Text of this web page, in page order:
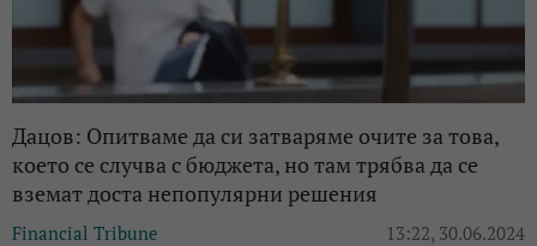
Дацов: Опитваме да си затваряме очите за това,
което се случва с бюджета, но там трябва да се
вземат доста непопулярни решения
Financial Tribune 13:22, 30.06.2024